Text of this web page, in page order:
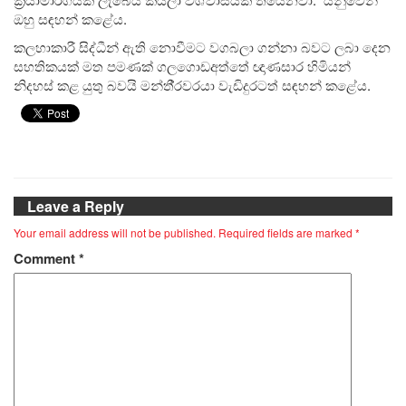
ඔහු සඳහන් කළේය.
කලහාකාරී සිද්ධීන් ඇති නොවීමට වගබලා ගන්නා බවට ලබා දෙන
සහතිකයක් මත පමණක් ගලගොඩඅත්තේ ඥාණසාර හිමියන්
නිදහස් කළ යුතු බවයි මන්තී‍්‍රවරයා වැඩිදුරටත් සඳහන් කළේය.
Leave a Reply
Your email address will not be published. Required fields are marked *
Comment*